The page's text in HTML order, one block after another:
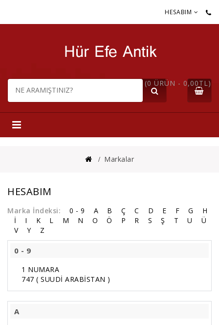
HESABIM
(0 ÜRÜN - 0,00TL)
Markalar
HESABIM
Marka İndeksi: 0 - 9 A B Ç C D E F G
H
İ
I K L M N O Ö P R S Ş T U
Ü
V
Y Z
0 - 9
1 NUMARA
747 ( SUUDİ ARABİSTAN )
A